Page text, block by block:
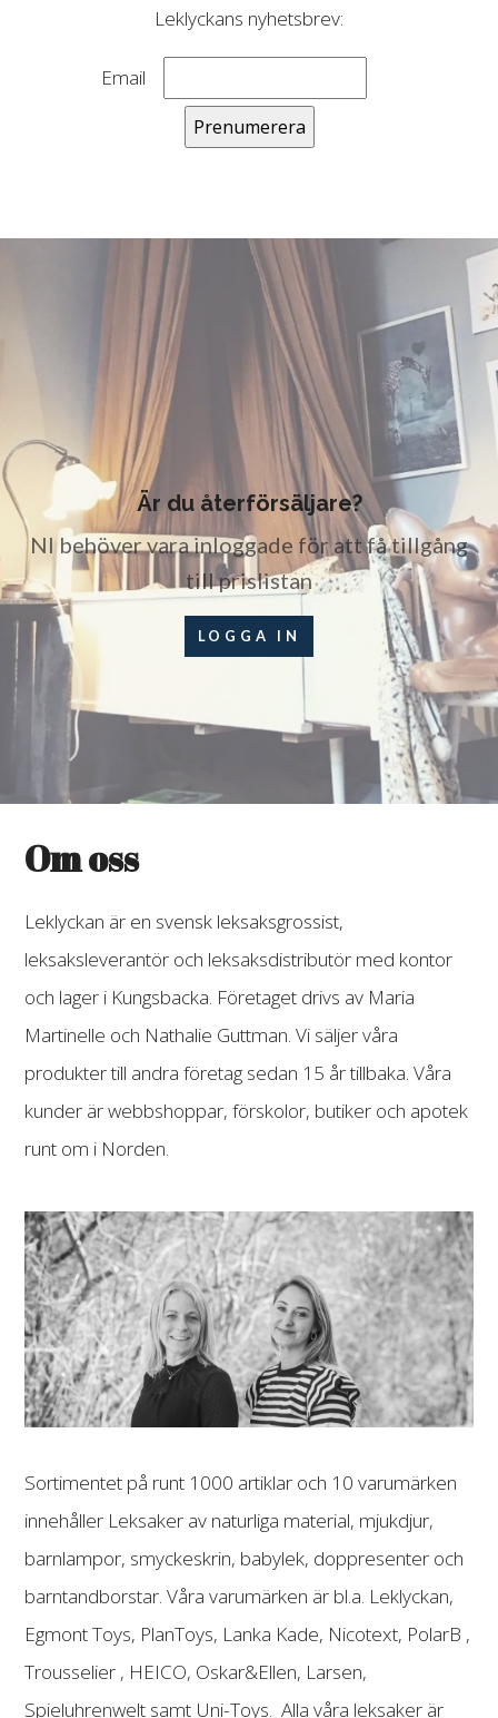
Leklyckans nyhetsbrev:
Email
Är du återförsäljare?
NI behöver vara inloggade för att få tillgång
till prislistan
LOGGA IN
Om oss
Leklyckan är en svensk leksaksgrossist,
leksaksleverantör och leksaksdistributör med kontor
och lager i Kungsbacka. Företaget drivs av Maria
Martinelle och Nathalie Guttman. Vi säljer våra
produkter till andra företag sedan 15 år tillbaka. Våra
kunder är webbshoppar, förskolor, butiker och apotek
runt om i Norden.
Sortimentet på runt 1000 artiklar och 10 varumärken
innehåller Leksaker av naturliga material, mjukdjur,
barnlampor, smyckeskrin, babylek, doppresenter och
barntandborstar. Våra varumärken är bl.a. Leklyckan,
Egmont Toys, PlanToys, Lanka Kade, Nicotext, PolarB ,
Trousselier , HEICO, Oskar&Ellen, Larsen,
Spieluhrenwelt samt Uni-Toys. Alla våra leksaker är